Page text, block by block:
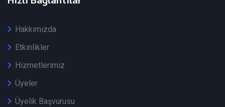
Hakkımızda
Etkinlikler
Hizmetlerimiz
Üyeler
Üyelik Başvurusu